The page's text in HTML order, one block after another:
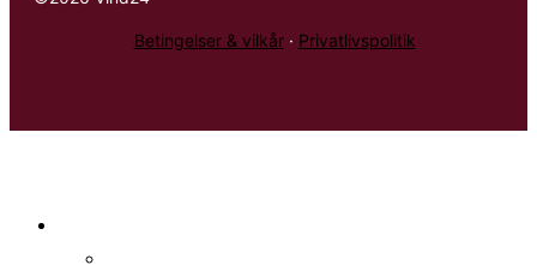
Betingelser & vilkår· Privatlivspolitik